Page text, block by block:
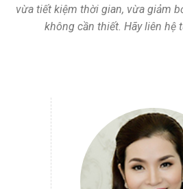
vừa tiết kiệm thời gian, vừa giảm
không cần thiết. Hãy liên hệ